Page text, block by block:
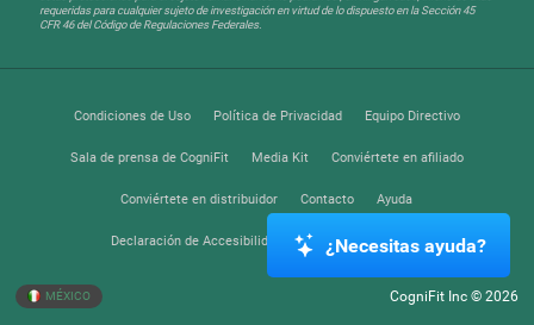
requeridas para cualquier sujeto de investigación en virtud de lo dispuesto en la Sección 45
CFR 46 del Código de Regulaciones Federales.
Condiciones de Uso Política de Privacidad Equipo Directivo
Sala de prensa de CogniFit Media Kit Conviértete en afiliado
Conviértete en distribuidor Contacto Ayuda
Declaración de Accesibilidad Centro de Confianza
MÉXICO CogniFit Inc © 2026
¿Necesitas ayuda?